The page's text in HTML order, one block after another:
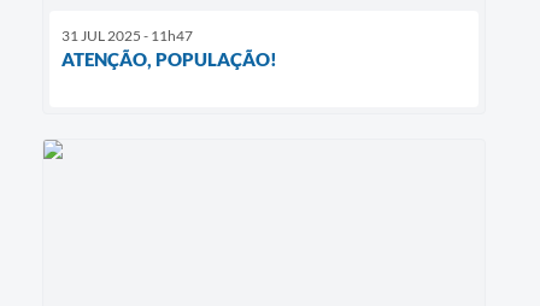
31 JUL 2025 - 11h47
ATENÇÃO, POPULAÇÃO!